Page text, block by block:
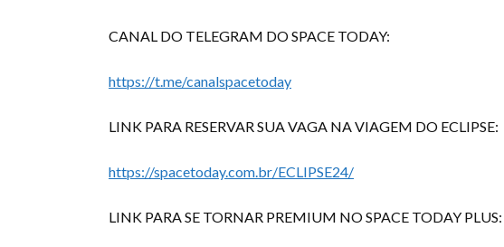
CANAL DO TELEGRAM DO SPACE TODAY:
https://t.me/canalspacetoday
LINK PARA RESERVAR SUA VAGA NA VIAGEM DO ECLIPSE:
https://spacetoday.com.br/ECLIPSE24/
LINK PARA SE TORNAR PREMIUM NO SPACE TODAY PLUS: